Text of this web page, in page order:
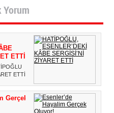
Yorum
ETTİ
ETTİ
Gerçek